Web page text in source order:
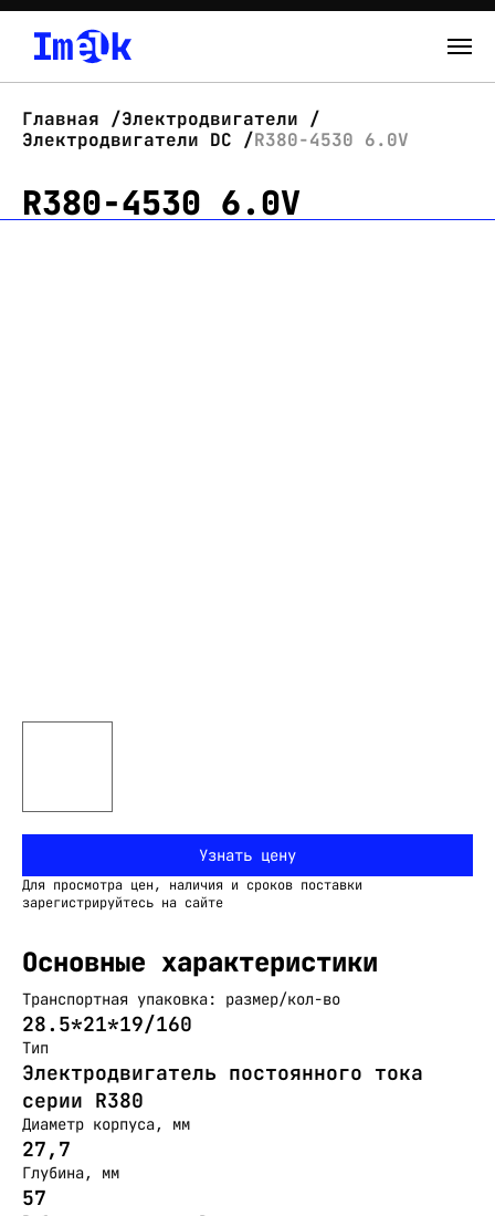
О нас
Новости
Главная
Электродвигатели
Электродвигатели DC
R380-4530 6.0V
R380-4530 6.0V
Узнать цену
Для просмотра цен, наличия и сроков поставки
зарегистрируйтесь на сайте
Основные характеристики
Транспортная упаковка: размер/кол-во
28.5*21*19/160
Тип
Электродвигатель постоянного тока
серии R380
Диаметр корпуса, мм
27,7
Глубина, мм
57